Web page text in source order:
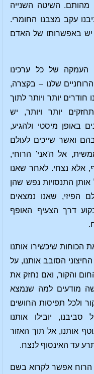
מהותם. השיטה השנייה
עקב מצבנו החומרי.
באפשרותו של האדם
העמקה של כל ערכינו
שלנו – בקצרה,
יותר ויותר לתוך
יותר ויותר, יש
באופן מיסטי ולהגיע,
ואשר שייכים לעולם
אל ה'אני' הרוחי,
אלא נצחי. לאחר שאנו
אותן התנסויות נפש שהן
הפיזי, שאנו נמצאים
דרך הצעיף האופף
שיכשירו אותנו
הסובב אותנו, על
החום והקור, ואם נחזק את
מודעים למה שנמצא
ולכל תפיסות החושים
יובילו אותנו
אותנו, אל תוך האזור
עד האינסוף לנצח.
הרוח אפשר לקרוא בשם